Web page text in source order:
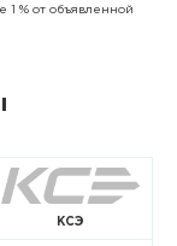
1 % от объявленной
КСЭ